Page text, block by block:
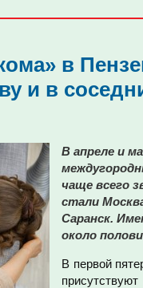
в
и в
В апреле и
чаще всего
стали
Саранск.
около
В первой